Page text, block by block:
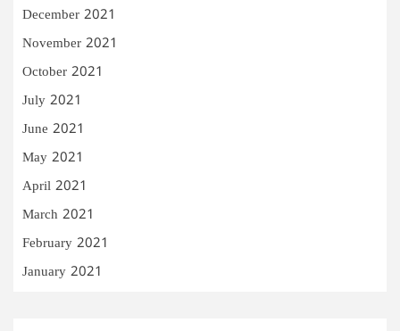
December 2021
November 2021
October 2021
July 2021
June 2021
May 2021
April 2021
March 2021
February 2021
January 2021